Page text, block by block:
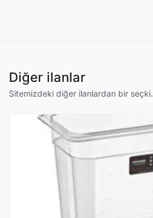
Diğer ilanlar
Sitemizdeki diğer ilanlardan bir seçki.